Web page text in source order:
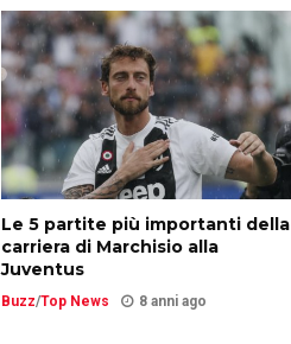
Le 5 partite più importanti della
carriera di Marchisio alla
Juventus
Buzz/Top News 8 anni ago